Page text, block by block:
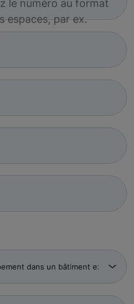
le numéro au format
espaces, par ex.